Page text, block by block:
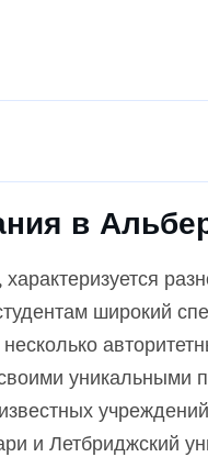
в
широкий
уникальными
и Летбриджский